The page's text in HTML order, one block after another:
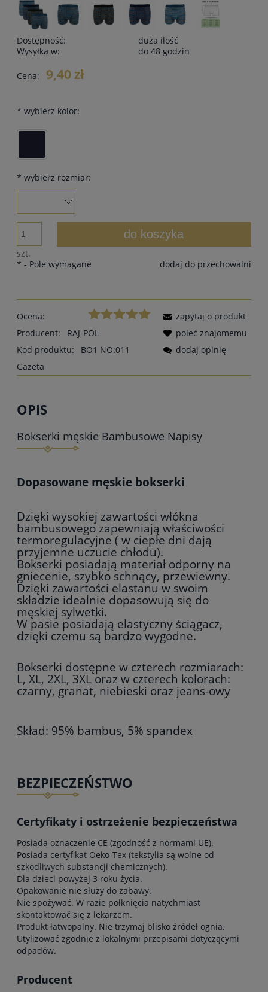
Dostępność:
duża ilość
Wysyłka w:
do 48 godzin
Cena: 9,40 zł
* wybierz kolor:
* wybierz rozmiar:
szt.
do koszyka
dodaj do przechowalni
* - Pole wymagane
Ocena:
Producent:
RAJ-POL
Kod produktu:
BO1 NO:011
Gazeta
zapytaj o produkt
poleć znajomemu
dodaj opinię
OPIS
Bokserki męskie Bambusowe Napisy
Dopasowane męskie bokserki
Dzięki wysokiej zawartości włókna
bambusowego zapewniają właściwości
termoregulacyjne ( w ciepłe dni dają
przyjemne uczucie chłodu).
Bokserki posiadają materiał odporny na
gniecenie, szybko schnący, przewiewny.
Dzięki zawartości elastanu w swoim
składzie idealnie dopasowują się do
męskiej sylwetki.
W pasie posiadają elastyczny ściągacz,
dzięki czemu są bardzo wygodne.
Bokserki dostępne w czterech rozmiarach:
L, XL, 2XL, 3XL oraz w czterech kolorach:
czarny, granat, niebieski oraz jeans-owy
Skład: 95% bambus, 5% spandex
BEZPIECZEŃSTWO
Certyfikaty i ostrzeżenie bezpieczeństwa
Posiada oznaczenie CE (zgodność z normami UE).
Posiada certyfikat Oeko-Tex (tekstylia są wolne od
szkodliwych substancji chemicznych).
Dla dzieci powyżej 3 roku życia.
Opakowanie nie służy do zabawy.
Nie spożywać. W razie połknięcia natychmiast
skontaktować się z lekarzem.
Produkt łatwopalny. Nie trzymaj blisko źródeł ognia.
Utylizować zgodnie z lokalnymi przepisami dotyczącymi
odpadów.
Producent